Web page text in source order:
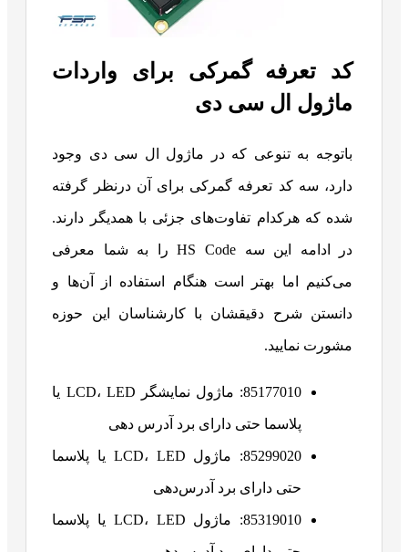
کد تعرفه گمرکی برای واردات
ماژول ال سی دی
باتوجه به تنوعی که در ماژول ال سی دی وجود
دارد، سه کد تعرفه گمرکی برای آن درنظر گرفته
شده که هرکدام تفاوت‌های جزئی با همدیگر دارند.
در ادامه این سه HS Code را به شما معرفی
می‌کنیم اما بهتر است هنگام استفاده از آن‌ها و
دانستن شرح دقیقشان با کارشناسان این حوزه
مشورت نمایید.
85177010: ماژول نمایشگر LCD، LED یا
پلاسما حتی دارای برد آدرس دهی
85299020: ماژول LCD، LED یا پلاسما
حتی دارای برد آدرس‌دهی
85319010: ماژول LCD، LED یا پلاسما